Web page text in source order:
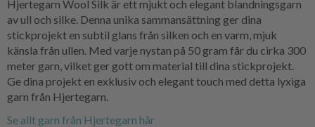
Hjertegarn Wool Silk är ett mjukt och elegant blandningsgarn
av ull och silke. Denna unika sammansättning ger dina
stickprojekt en subtil glans från silken och en varm, mjuk
känsla från ullen. Med varje nystan på 50 gram får du cirka 300
meter garn, vilket ger gott om material till dina stickprojekt.
Ge dina projekt en exklusiv och elegant touch med detta lyxiga
garn från Hjertegarn.
Se allt garn från Hjertegarn här